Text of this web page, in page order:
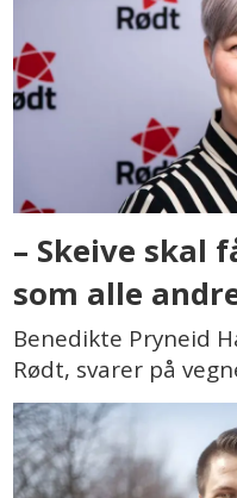
– Skeive skal
som alle
Benedikte Pryneid
Rødt, svarer på